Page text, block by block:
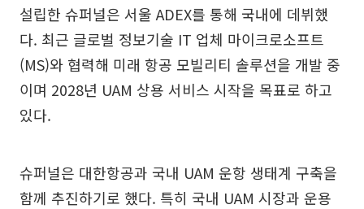
설립한 슈퍼널은 서울 ADEX를 통해 국내에 데뷔했
다. 최근 글로벌 정보기술 IT 업체 마이크로소프트
(MS)와 협력해 미래 항공 모빌리티 솔루션을 개발 중
이며 2028년 UAM 상용 서비스 시작을 목표로 하고
있다.
슈퍼널은 대한항공과 국내 UAM 운항 생태계 구축을
함께 추진하기로 했다. 특히 국내 UAM 시장과 운용